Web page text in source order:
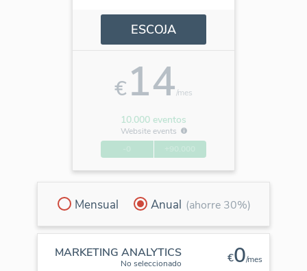
ESCOJA
€14/mes
10.000 eventos
Website events
Mensual Anual (ahorre 30%)
MARKETING ANALYTICS
No seleccionado €0/mes